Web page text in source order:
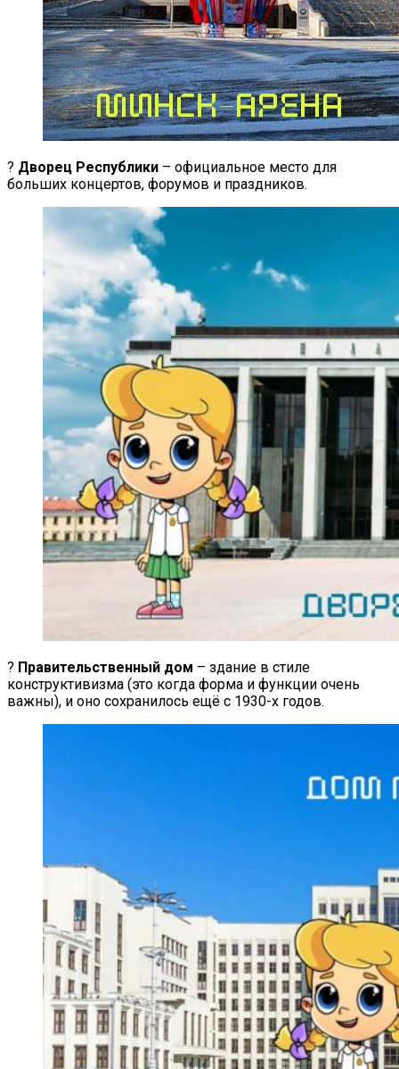
? Дворец Республики – официальное место для
больших концертов, форумов и праздников.
? Правительственный дом – здание в стиле
конструктивизма (это когда форма и функции очень
важны), и оно сохранилось ещё с 1930-х годов.